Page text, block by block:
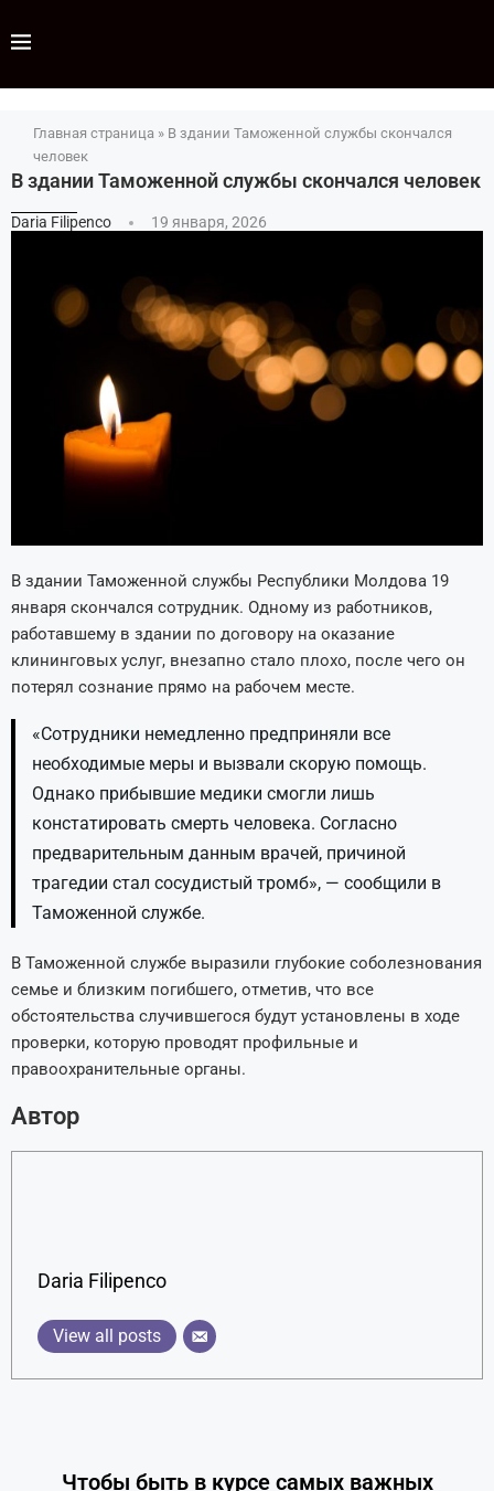
Главная страница » В здании Таможенной службы скончался
человек
В здании Таможенной службы скончался человек
Daria Filipenco 19 января, 2026
В здании Таможенной службы Республики Молдова 19
января скончался сотрудник. Одному из работников,
работавшему в здании по договору на оказание
клининговых услуг, внезапно стало плохо, после чего он
потерял сознание прямо на рабочем месте.
«Сотрудники немедленно предприняли все
необходимые меры и вызвали скорую помощь.
Однако прибывшие медики смогли лишь
констатировать смерть человека. Согласно
предварительным данным врачей, причиной
трагедии стал сосудистый тромб», — сообщили в
Таможенной службе.
В Таможенной службе выразили глубокие соболезнования
семье и близким погибшего, отметив, что все
обстоятельства случившегося будут установлены в ходе
проверки, которую проводят профильные и
правоохранительные органы.
Автор
Daria Filipenco
View all posts
Чтобы быть в курсе самых важных